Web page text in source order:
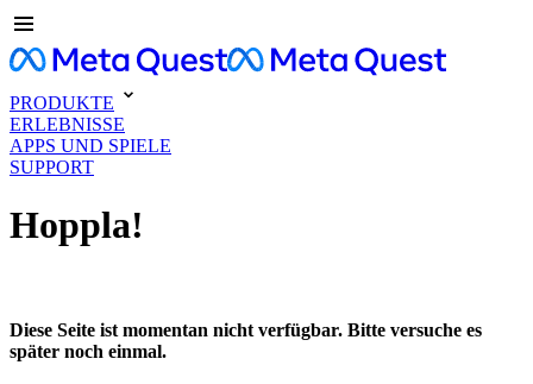
PRODUKTE
ERLEBNISSE
APPS UND SPIELE
SUPPORT
Hoppla!
Diese Seite ist momentan nicht verfügbar. Bitte versuche es
später noch einmal.